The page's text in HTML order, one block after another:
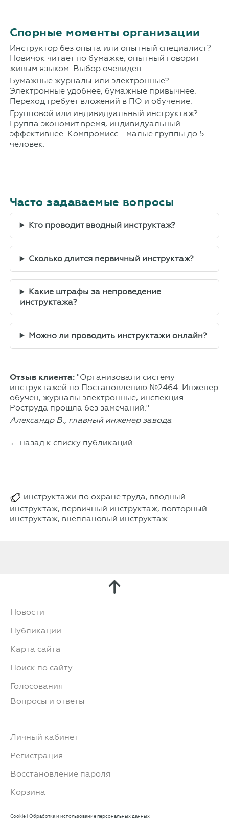
Спорные моменты организации
Инструктор без опыта или опытный специалист?
Новичок читает по бумажке, опытный говорит
живым языком. Выбор очевиден.
Бумажные журналы или электронные?
Электронные удобнее, бумажные привычнее.
Переход требует вложений в ПО и обучение.
Групповой или индивидуальный инструктаж?
Группа экономит время, индивидуальный
эффективнее. Компромисс - малые группы до 5
человек.
Часто задаваемые вопросы
Кто проводит вводный инструктаж?
Сколько длится первичный инструктаж?
Какие штрафы за непроведение
инструктажа?
Можно ли проводить инструктажи онлайн?
Отзыв клиента:"Организовали систему
инструктажей по Постановлению №2464. Инженер
обучен, журналы электронные, инспекция
Роструда прошла без замечаний."
Александр В., главный инженер завода
← назад к списку публикаций
инструктажи по охране труда, вводный
инструктаж, первичный инструктаж, повторный
инструктаж, внеплановый инструктаж
Новости
Публикации
Карта сайта
Поиск по сайту
Голосования
Вопросы и ответы
Личный кабинет
Регистрация
Восстановление пароля
Корзина
Cookie Обработка и использование персональных данных